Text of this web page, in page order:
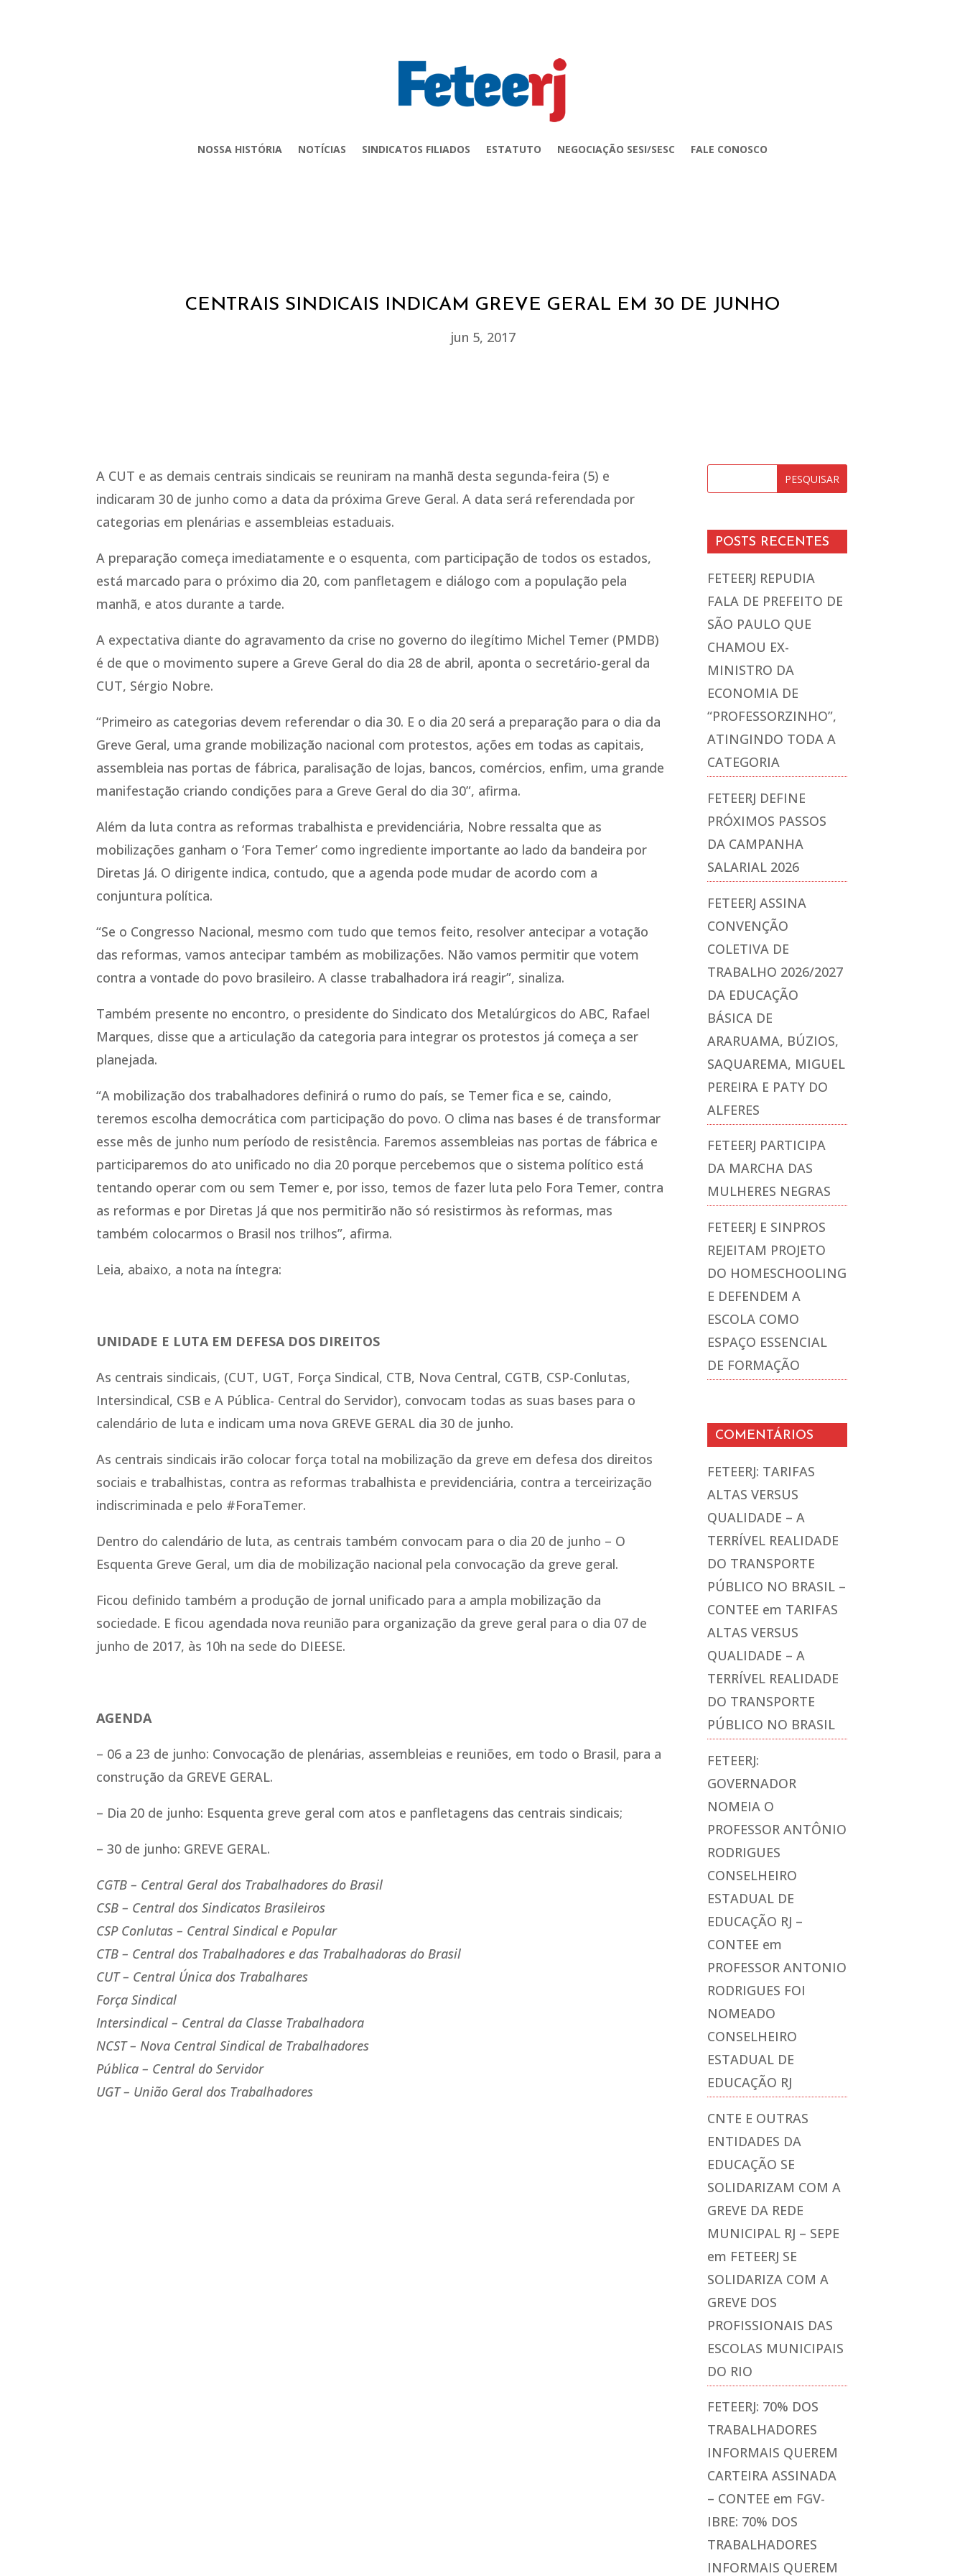
NOSSA HISTÓRIA NOTÍCIAS SINDICATOS FILIADOS ESTATUTO NEGOCIAÇÃO SESI/SESC FALE CONOSCO
CENTRAIS SINDICAIS INDICAM GREVE GERAL EM 30 DE JUNHO
jun 5, 2017
A CUT e as demais centrais sindicais se reuniram na manhã desta segunda-feira (5) e
indicaram 30 de junho como a data da próxima Greve Geral. A data será referendada por
categorias em plenárias e assembleias estaduais.
A preparação começa imediatamente e o esquenta, com participação de todos os estados,
está marcado para o próximo dia 20, com panfletagem e diálogo com a população pela
manhã, e atos durante a tarde.
A expectativa diante do agravamento da crise no governo do ilegítimo Michel Temer (PMDB)
é de que o movimento supere a Greve Geral do dia 28 de abril, aponta o secretário-geral da
CUT, Sérgio Nobre.
“Primeiro as categorias devem referendar o dia 30. E o dia 20 será a preparação para o dia da
Greve Geral, uma grande mobilização nacional com protestos, ações em todas as capitais,
assembleia nas portas de fábrica, paralisação de lojas, bancos, comércios, enfim, uma grande
manifestação criando condições para a Greve Geral do dia 30”, afirma.
Além da luta contra as reformas trabalhista e previdenciária, Nobre ressalta que as
mobilizações ganham o ‘Fora Temer’ como ingrediente importante ao lado da bandeira por
Diretas Já. O dirigente indica, contudo, que a agenda pode mudar de acordo com a
conjuntura política.
“Se o Congresso Nacional, mesmo com tudo que temos feito, resolver antecipar a votação
das reformas, vamos antecipar também as mobilizações. Não vamos permitir que votem
contra a vontade do povo brasileiro. A classe trabalhadora irá reagir”, sinaliza.
Também presente no encontro, o presidente do Sindicato dos Metalúrgicos do ABC, Rafael
Marques, disse que a articulação da categoria para integrar os protestos já começa a ser
planejada.
“A mobilização dos trabalhadores definirá o rumo do país, se Temer fica e se, caindo,
teremos escolha democrática com participação do povo. O clima nas bases é de transformar
esse mês de junho num período de resistência. Faremos assembleias nas portas de fábrica e
participaremos do ato unificado no dia 20 porque percebemos que o sistema político está
tentando operar com ou sem Temer e, por isso, temos de fazer luta pelo Fora Temer, contra
as reformas e por Diretas Já que nos permitirão não só resistirmos às reformas, mas
também colocarmos o Brasil nos trilhos”, afirma.
Leia, abaixo, a nota na íntegra:
UNIDADE E LUTA EM DEFESA DOS DIREITOS
As centrais sindicais, (CUT, UGT, Força Sindical, CTB, Nova Central, CGTB, CSP-Conlutas,
Intersindical, CSB e A Pública- Central do Servidor), convocam todas as suas bases para o
calendário de luta e indicam uma nova GREVE GERAL dia 30 de junho.
As centrais sindicais irão colocar força total na mobilização da greve em defesa dos direitos
sociais e trabalhistas, contra as reformas trabalhista e previdenciária, contra a terceirização
indiscriminada e pelo #ForaTemer.
Dentro do calendário de luta, as centrais também convocam para o dia 20 de junho – O
Esquenta Greve Geral, um dia de mobilização nacional pela convocação da greve geral.
Ficou definido também a produção de jornal unificado para a ampla mobilização da
sociedade. E ficou agendada nova reunião para organização da greve geral para o dia 07 de
junho de 2017, às 10h na sede do DIEESE.
AGENDA
– 06 a 23 de junho: Convocação de plenárias, assembleias e reuniões, em todo o Brasil, para a
construção da GREVE GERAL.
– Dia 20 de junho: Esquenta greve geral com atos e panfletagens das centrais sindicais;
– 30 de junho: GREVE GERAL.
CGTB – Central Geral dos Trabalhadores do Brasil
CSB – Central dos Sindicatos Brasileiros
CSP Conlutas – Central Sindical e Popular
CTB – Central dos Trabalhadores e das Trabalhadoras do Brasil
CUT – Central Única dos Trabalhares
Força Sindical
Intersindical – Central da Classe Trabalhadora
NCST – Nova Central Sindical de Trabalhadores
Pública – Central do Servidor
UGT – União Geral dos Trabalhadores
POSTS RECENTES
FETEERJ REPUDIA
FALA DE PREFEITO DE
SÃO PAULO QUE
CHAMOU EX-
MINISTRO DA
ECONOMIA DE
“PROFESSORZINHO”,
ATINGINDO TODA A
CATEGORIA
FETEERJ DEFINE
PRÓXIMOS PASSOS
DA CAMPANHA
SALARIAL 2026
FETEERJ ASSINA
CONVENÇÃO
COLETIVA DE
TRABALHO 2026/2027
DA EDUCAÇÃO
BÁSICA DE
ARARUAMA, BÚZIOS,
SAQUAREMA, MIGUEL
PEREIRA E PATY DO
ALFERES
FETEERJ PARTICIPA
DA MARCHA DAS
MULHERES NEGRAS
FETEERJ E SINPROS
REJEITAM PROJETO
DO HOMESCHOOLING
E DEFENDEM A
ESCOLA COMO
ESPAÇO ESSENCIAL
DE FORMAÇÃO
COMENTÁRIOS
FETEERJ: TARIFAS
ALTAS VERSUS
QUALIDADE – A
TERRÍVEL REALIDADE
DO TRANSPORTE
PÚBLICO NO BRASIL –
CONTEE em TARIFAS
ALTAS VERSUS
QUALIDADE – A
TERRÍVEL REALIDADE
DO TRANSPORTE
PÚBLICO NO BRASIL
FETEERJ:
GOVERNADOR
NOMEIA O
PROFESSOR ANTÔNIO
RODRIGUES
CONSELHEIRO
ESTADUAL DE
EDUCAÇÃO RJ –
CONTEE em
PROFESSOR ANTONIO
RODRIGUES FOI
NOMEADO
CONSELHEIRO
ESTADUAL DE
EDUCAÇÃO RJ
CNTE E OUTRAS
ENTIDADES DA
EDUCAÇÃO SE
SOLIDARIZAM COM A
GREVE DA REDE
MUNICIPAL RJ – SEPE
em FETEERJ SE
SOLIDARIZA COM A
GREVE DOS
PROFISSIONAIS DAS
ESCOLAS MUNICIPAIS
DO RIO
FETEERJ: 70% DOS
TRABALHADORES
INFORMAIS QUEREM
CARTEIRA ASSINADA
– CONTEE em FGV-
IBRE: 70% DOS
TRABALHADORES
INFORMAIS QUEREM